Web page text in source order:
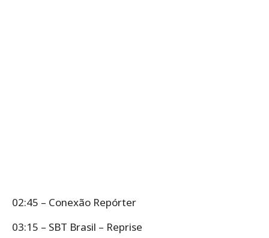
02:45 – Conexão Repórter
03:15 – SBT Brasil – Reprise